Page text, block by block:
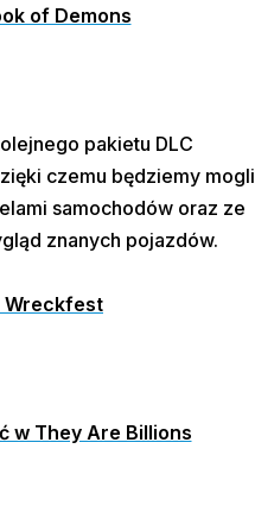
of Demons
pakietu DLC
czemu będziemy mogli
samochodów oraz ze
znanych pojazdów.
Wreckfest
w They Are Billions